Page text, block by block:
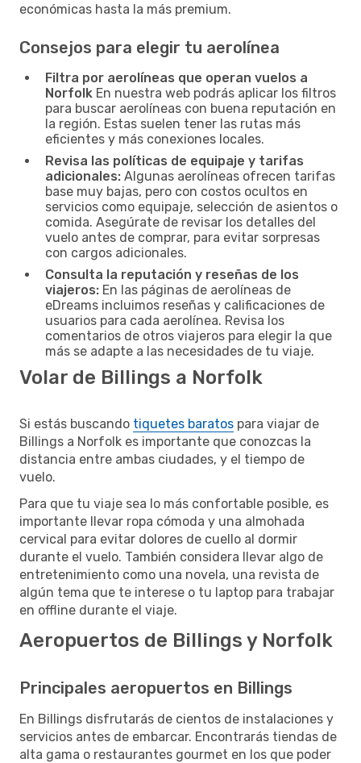
económicas hasta la más premium.
Consejos para elegir tu aerolínea
Filtra por aerolíneas que operan vuelos a
Norfolk En nuestra web podrás aplicar los filtros
para buscar aerolíneas con buena reputación en
la región. Estas suelen tener las rutas más
eficientes y más conexiones locales.
Revisa las políticas de equipaje y tarifas
adicionales: Algunas aerolíneas ofrecen tarifas
base muy bajas, pero con costos ocultos en
servicios como equipaje, selección de asientos o
comida. Asegúrate de revisar los detalles del
vuelo antes de comprar, para evitar sorpresas
con cargos adicionales.
Consulta la reputación y reseñas de los
viajeros: En las páginas de aerolíneas de
eDreams incluimos reseñas y calificaciones de
usuarios para cada aerolínea. Revisa los
comentarios de otros viajeros para elegir la que
más se adapte a las necesidades de tu viaje.
Volar de Billings a Norfolk
Si estás buscando tiquetes baratos para viajar de
Billings a Norfolk es importante que conozcas la
distancia entre ambas ciudades, y el tiempo de
vuelo.
Para que tu viaje sea lo más confortable posible, es
importante llevar ropa cómoda y una almohada
cervical para evitar dolores de cuello al dormir
durante el vuelo. También considera llevar algo de
entretenimiento como una novela, una revista de
algún tema que te interese o tu laptop para trabajar
en offline durante el viaje.
Aeropuertos de Billings y Norfolk
Principales aeropuertos en Billings
En Billings disfrutarás de cientos de instalaciones y
servicios antes de embarcar. Encontrarás tiendas de
alta gama o restaurantes gourmet en los que poder